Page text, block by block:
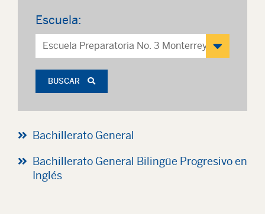
Escuela:
BUSCAR
Bachillerato General
Bachillerato General Bilingüe Progresivo en
Inglés